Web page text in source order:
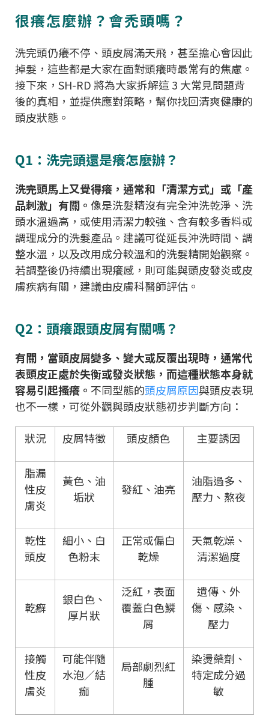
很癢怎麼辦？會禿頭嗎？
洗完頭仍癢不停、頭皮屑滿天飛，甚至擔心會因此
掉髮，這些都是大家在面對頭癢時最常有的焦慮。
接下來，SH-RD 將為大家拆解這 3 大常見問題背
後的真相，並提供應對策略，幫你找回清爽健康的
頭皮狀態。
Q1：洗完頭還是癢怎麼辦？
洗完頭馬上又覺得癢，通常和「清潔方式」或「產
品刺激」有關。 像是洗髮精沒有完全沖洗乾淨、洗
頭水溫過高，或使用清潔力較強、含有較多香料或
調理成分的洗髮產品。建議可從延長沖洗時間、調
整水溫，以及改用成分較溫和的洗髮精開始觀察。
若調整後仍持續出現癢感，則可能與頭皮發炎或皮
膚疾病有關，建議由皮膚科醫師評估。
Q2：頭癢跟頭皮屑有關嗎？
有關，當頭皮屑變多、變大或反覆出現時，通常代
表頭皮正處於失衡或發炎狀態，而這種狀態本身就
容易引起搔癢。 不同型態的頭皮屑原因與頭皮表現
也不一樣，可從外觀與頭皮狀態初步判斷方向：
狀況 皮屑特徵 頭皮顏色 主要誘因
脂漏
性皮
膚炎
黃色、油
垢狀
發紅、油亮
油脂過多、
壓力、熬夜
乾性
頭皮
細小、白
色粉末
正常或偏白
乾燥
天氣乾燥、
清潔過度
乾癬
銀白色、
厚片狀
泛紅，表面
覆蓋白色鱗
屑
遺傳、外
傷、感染、
壓力
接觸
性皮
膚炎
可能伴隨
水泡／結
痂
局部劇烈紅
腫
染燙藥劑、
特定成分過
敏